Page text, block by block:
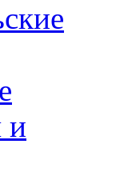
и